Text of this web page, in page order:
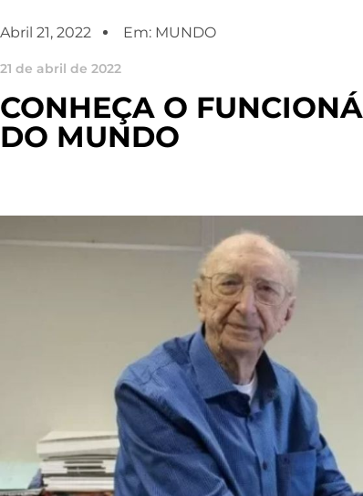
Abril 21, 2022 Em: MUNDO
21 de abril de 2022
CONHEÇA O
DO MUNDO